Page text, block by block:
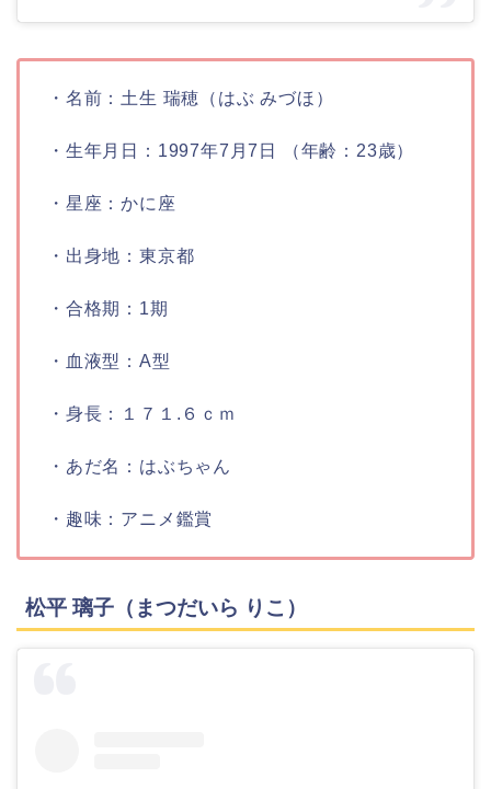
・名前： 土生 瑞穂（はぶ みづほ）
・生年月日： 1997年7月7日 （年齢：23歳）
・星座：かに座
・出身地： 東京都
・合格期： 1期
・血液型： A型
・身長： １７１.６ｃｍ
・あだ名： はぶちゃん
・趣味： アニメ鑑賞
松平 璃子（まつだいら りこ）